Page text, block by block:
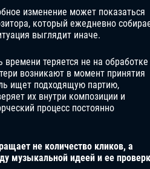
изменение может показаться
который ежедневно
выглядит иначе.
теряется не на обработке
возникают в момент принятия
ищет подходящую партию,
их внутри композиции и
процесс постоянно
не количество кликов, а
музыкальной идеей и ее